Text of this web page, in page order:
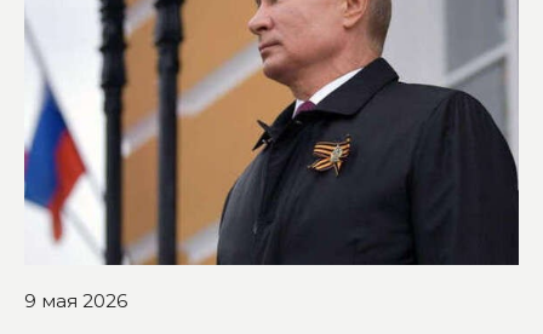
9 мая 2026